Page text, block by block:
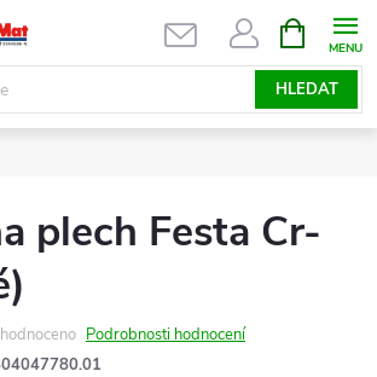
HLEDAT
NÁKUPNÍ
KOŠÍK
plech Festa Cr-
Podrobnosti hodnocení